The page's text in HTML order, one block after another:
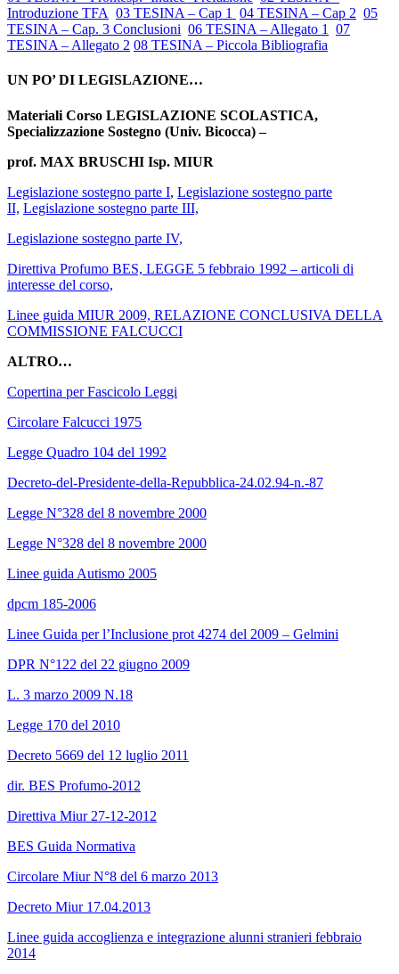
Introduzione TFA 03 TESINA – Cap 1 04 TESINA – Cap 2 05
TESINA – Cap. 3 Conclusioni 06 TESINA – Allegato 1
07
TESINA – Allegato 2 08 TESINA – Piccola Bibliografia
UN PO’ DI LEGISLAZIONE…
Materiali Corso LEGISLAZIONE SCOLASTICA,
Specializzazione Sostegno (Univ. Bicocca) –
prof. MAX BRUSCHI Isp. MIUR
Legislazione sostegno parte I, Legislazione sostegno parte
II, Legislazione sostegno parte III,
Legislazione sostegno parte IV,
Direttiva Profumo BES, LEGGE 5 febbraio 1992 – articoli di
interesse del corso,
Linee guida MIUR 2009, RELAZIONE CONCLUSIVA DELLA
COMMISSIONE FALCUCCI
ALTRO…
Copertina per Fascicolo Leggi
Circolare Falcucci 1975
Legge Quadro 104 del 1992
Decreto-del-Presidente-della-Repubblica-24.02.94-n.-87
Legge N°328 del 8 novembre 2000
Legge N°328 del 8 novembre 2000
Linee guida Autismo 2005
dpcm 185-2006
Linee Guida per l’Inclusione prot 4274 del 2009 – Gelmini
DPR N°122 del 22 giugno 2009
L. 3 marzo 2009 N.18
Legge 170 del 2010
Decreto 5669 del 12 luglio 2011
dir. BES Profumo-2012
Direttiva Miur 27-12-2012
BES Guida Normativa
Circolare Miur N°8 del 6 marzo 2013
Decreto Miur 17.04.2013
Linee guida accoglienza e integrazione alunni stranieri febbraio
2014